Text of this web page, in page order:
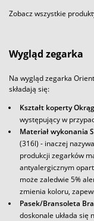
Zobacz wszystkie
Wygląd zegarka
Na wygląd zegarka
składają się:
Kształt koperty
występujący w
Materiał wykonania
(316l) - inaczej
produkcji zegarków
antyalergicznym
może zaledwie 5%
zmienia koloru,
Pasek/Bransoleta
doskonale układa się